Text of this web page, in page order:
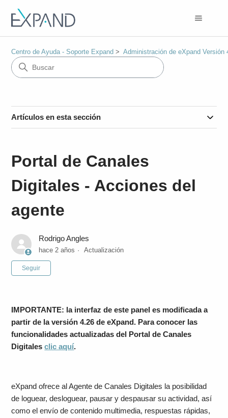
Centro de Ayuda - Soporte Expand Administración de eXpand Versión
Artículos en esta sección
Portal de Canales
Digitales - Acciones del
agente
Rodrigo Angles
hace 2 años Actualización
Seguir
IMPORTANTE: la interfaz de este panel es modificada a
partir de la versión 4.26 de eXpand. Para conocer las
funcionalidades actualizadas del Portal de Canales
Digitalesclic aquí.
eXpand ofrece al Agente de Canales Digitales la posibilidad
de loguear, desloguear, pausar y despausar su actividad, así
como el envío de contenido multimedia, respuestas rápidas,